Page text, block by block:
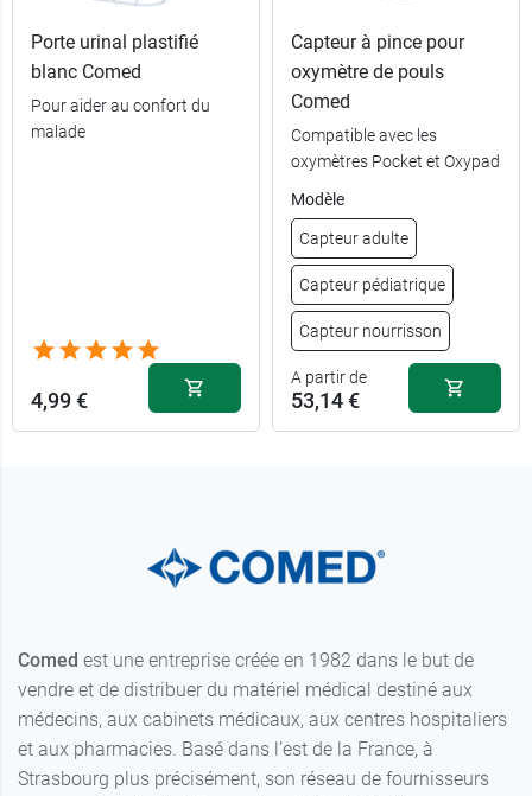
Porte urinal plastifié
blanc Comed
Pour aider au confort du
malade
4,99 €
Capteur à pince pour
oxymètre de pouls
Comed
Compatible avec les
oxymètres Pocket et Oxypad
Modèle
Capteur adulte
Capteur pédiatrique
Capteur nourrisson
A partir de
53,14 €
Comed est une entreprise créée en 1982 dans le but de
vendre et de distribuer du matériel médical destiné aux
médecins, aux cabinets médicaux, aux centres hospitaliers
et aux pharmacies. Basé dans l’est de la France, à
Strasbourg plus précisément, son réseau de fournisseurs